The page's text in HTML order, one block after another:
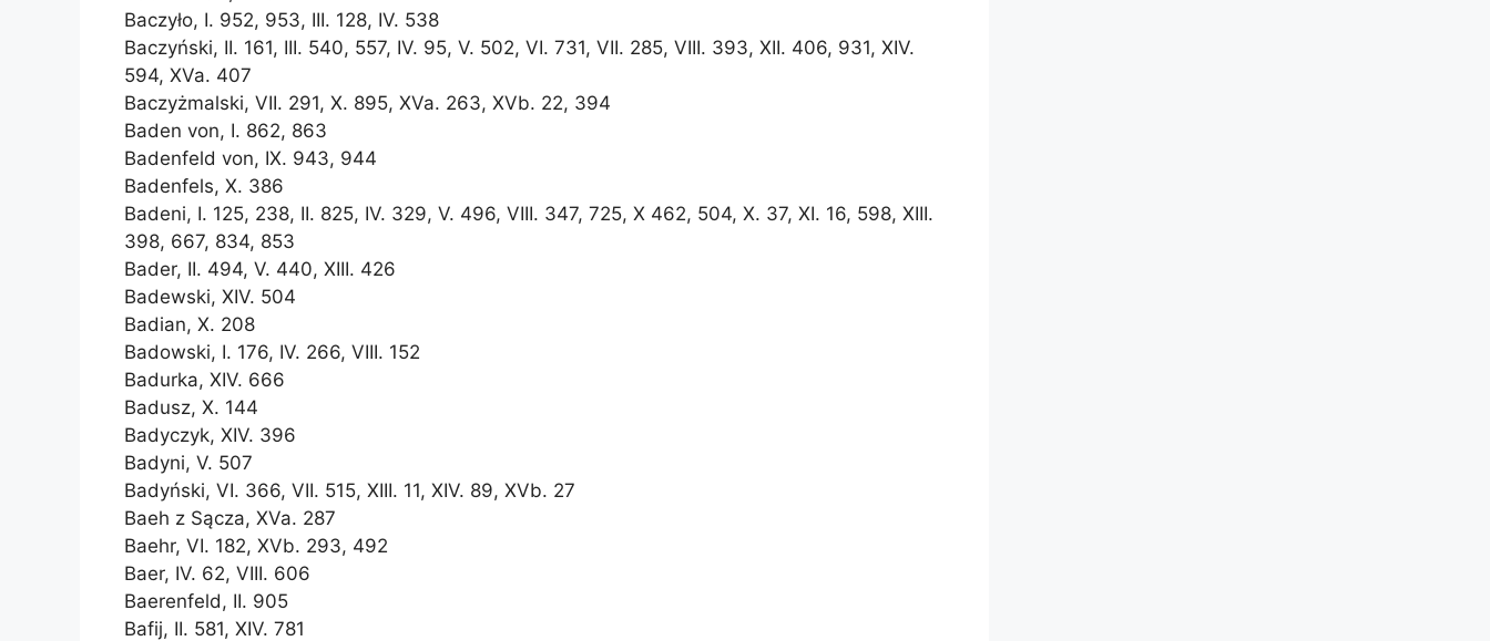
Baczyło, I. 952, 953, III. 128, IV. 538
Baczyński, II. 161, III. 540, 557, IV. 95, V. 502, VI. 731, VII. 285, VIII. 393, XII. 406, 931, XIV.
594, XVa. 407
Baczyżmalski, VII. 291, X. 895, XVa. 263, XVb. 22, 394
Baden von, I. 862, 863
Badenfeld von, IX. 943, 944
Badenfels, X. 386
Badeni, I. 125, 238, II. 825, IV. 329, V. 496, VIII. 347, 725, X 462, 504, X. 37, XI. 16, 598, XIII.
398, 667, 834, 853
Bader, II. 494, V. 440, XIII. 426
Badewski, XIV. 504
Badian, X. 208
Badowski, I. 176, IV. 266, VIII. 152
Badurka, XIV. 666
Badusz, X. 144
Badyczyk, XIV. 396
Badyni, V. 507
Badyński, VI. 366, VII. 515, XIII. 11, XIV. 89, XVb. 27
Baeh z Sącza, XVa. 287
Baehr, VI. 182, XVb. 293, 492
Baer, IV. 62, VIII. 606
Baerenfeld, II. 905
Bafij, II. 581, XIV. 781